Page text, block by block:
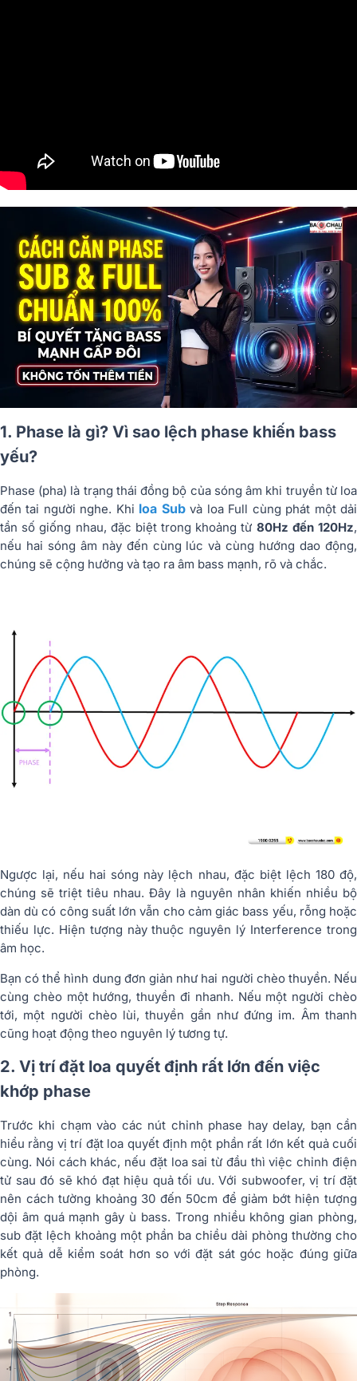
1. Phase là gì? Vì sao lệch phase khiến bass
yếu?
Phase (pha) là trạng thái đồng bộ của sóng âm khi truyền từ loa
đến tai người nghe. Khi loa Subvà loa Full cùng phát một dải
tần số giống nhau, đặc biệt trong khoảng từ 80Hz đến 120Hz,
nếu hai sóng âm này đến cùng lúc và cùng hướng dao động,
chúng sẽ cộng hưởng và tạo ra âm bass mạnh, rõ và chắc.
Ngược lại, nếu hai sóng này lệch nhau, đặc biệt lệch 180 độ,
chúng sẽ triệt tiêu nhau. Đây là nguyên nhân khiến nhiều bộ
dàn dù có công suất lớn vẫn cho cảm giác bass yếu, rỗng hoặc
thiếu lực. Hiện tượng này thuộc nguyên lý Interference trong
âm học.
Bạn có thể hình dung đơn giản như hai người chèo thuyền. Nếu
cùng chèo một hướng, thuyền đi nhanh. Nếu một người chèo
tới, một người chèo lùi, thuyền gần như đứng im. Âm thanh
cũng hoạt động theo nguyên lý tương tự.
2. Vị trí đặt loa quyết định rất lớn đến việc
khớp phase
Trước khi chạm vào các nút chỉnh phase hay delay, bạn cần
hiểu rằng vị trí đặt loa quyết định một phần rất lớn kết quả cuối
cùng. Nói cách khác, nếu đặt loa sai từ đầu thì việc chỉnh điện
tử sau đó sẽ khó đạt hiệu quả tối ưu. Với subwoofer, vị trí đặt
nên cách tường khoảng 30 đến 50cm để giảm bớt hiện tượng
dội âm quá mạnh gây ù bass. Trong nhiều không gian phòng,
sub đặt lệch khoảng một phần ba chiều dài phòng thường cho
kết quả dễ kiểm soát hơn so với đặt sát góc hoặc đúng giữa
phòng.